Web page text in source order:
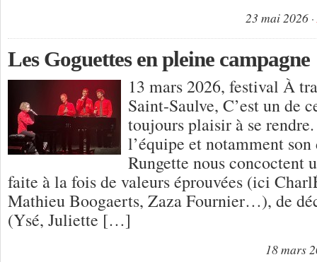
23 mai 2026
Les Goguettes en pleine campagne
13 mars 2026, festival À
Saint-Saulve, C’est un de
toujours plaisir à se
l’équipe et notamment
Rungette nous concoctent
faite à la fois de valeurs éprouvées (ici
Mathieu Boogaerts, Zaza Fournier…), de
(Ysé, Juliette […]
18 mars